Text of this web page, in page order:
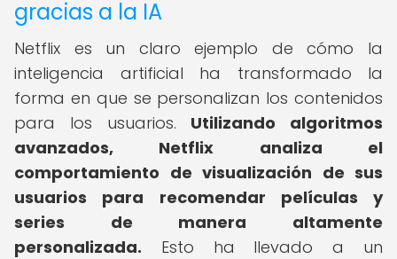
gracias a la IA
Netflix es un claro ejemplo de cómo la
inteligencia artificial ha transformado la
forma en que se personalizan los contenidos
para los usuarios. Utilizando algoritmos
avanzados, Netflix analiza el
comportamiento de visualización de sus
usuarios para recomendar películas y
series de manera altamente
personalizada. Esto ha llevado a un